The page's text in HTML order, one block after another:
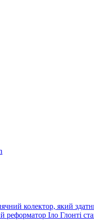
колектор, який
реформатор Іло Глонті